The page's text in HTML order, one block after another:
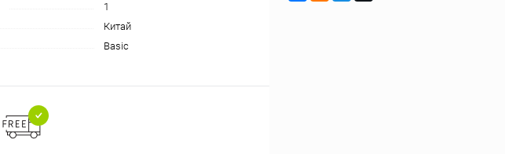
1
Китай
Basic